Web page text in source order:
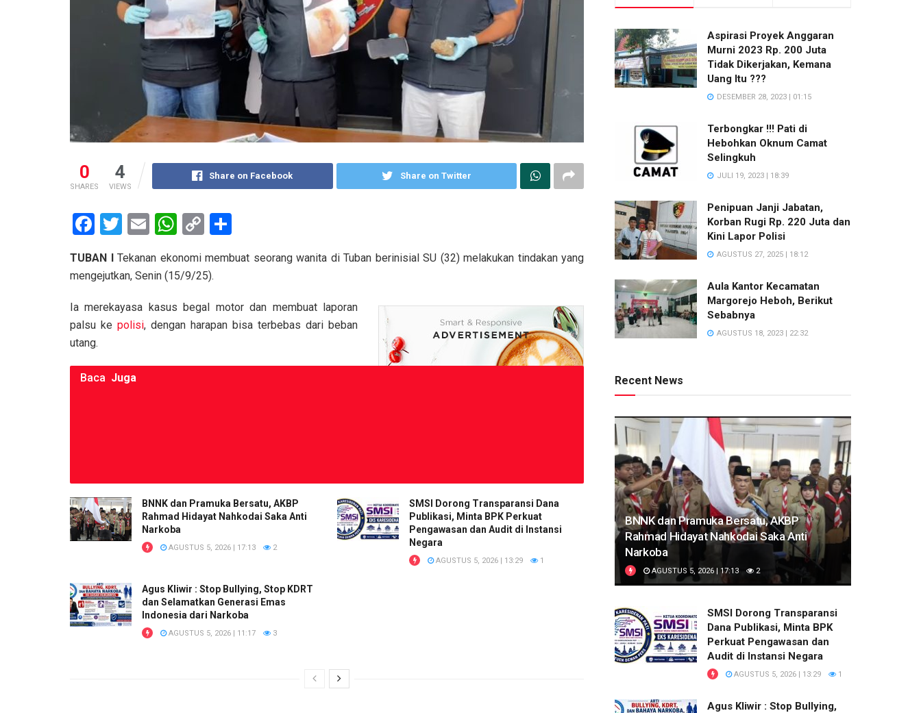
0
SHARES
4
VIEWS
Share on Facebook Share on Twitter
F
ce
b
o
o
k
T
tt
er
E
ail
W
at
A
p
C
py
Li
n
k
ar
TUBAN ITekanan ekonomi membuat seorang wanita di Tuban berinisial SU (32) melakukan tindakan yang
mengejutkan, Senin (15/9/25).
Ia merekayasa kasus begal motor dan membuat laporan
palsu ke polisi, dengan harapan bisa terbebas dari beban
utang.
Baca Juga
BNNK dan Pramuka Bersatu, AKBP
Rahmad Hidayat Nahkodai Saka Anti
Narkoba
AGUSTUS 5, 2026 | 17:13 2
SMSI Dorong Transparansi Dana
Publikasi, Minta BPK Perkuat
Pengawasan dan Audit di Instansi
Negara
AGUSTUS 5, 2026 | 13:29 1
Agus Kliwir : Stop Bullying, Stop KDRT
dan Selamatkan Generasi Emas
Indonesia dari Narkoba
AGUSTUS 5, 2026 | 11:17 3
Aspirasi Proyek Anggaran
Murni 2023 Rp. 200 Juta
Tidak Dikerjakan, Kemana
Uang Itu ???
DESEMBER 28, 2023 | 01:15
Terbongkar !!! Pati di
Hebohkan Oknum Camat
Selingkuh
JULI 19, 2023 | 18:39
Penipuan Janji Jabatan,
Korban Rugi Rp. 220 Juta dan
Kini Lapor Polisi
AGUSTUS 27, 2025 | 18:12
Aula Kantor Kecamatan
Margorejo Heboh, Berikut
Sebabnya
AGUSTUS 18, 2023 | 22:32
Recent News
BNNK dan Pramuka Bersatu, AKBP
Rahmad Hidayat Nahkodai Saka Anti
Narkoba
AGUSTUS 5, 2026 | 17:13 2
SMSI Dorong Transparansi
Dana Publikasi, Minta BPK
Perkuat Pengawasan dan
Audit di Instansi Negara
AGUSTUS 5, 2026 | 13:29 1
Agus Kliwir : Stop Bullying,